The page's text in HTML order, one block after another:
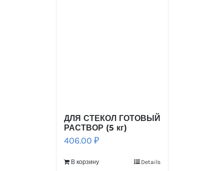
ДЛЯ СТЕКОЛ ГОТОВЫЙ
РАСТВОР (5 кг)
406.00 ₽
В корзину Details